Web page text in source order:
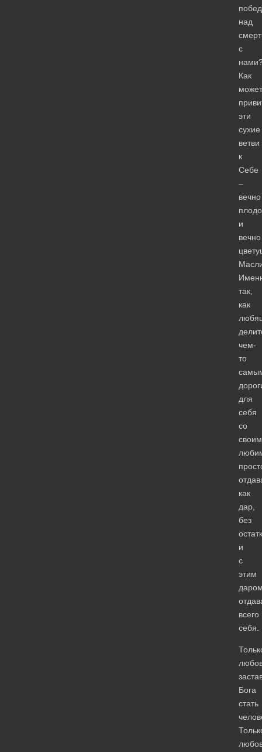
над
с
Как
может
эти
сухие
ветви
к
Себе
–
вечно
и
вечно
так,
как
чем-
то
для
себя
со
своим
как
дар,
без
и
с
этим
всего
себя.
Бога
стать